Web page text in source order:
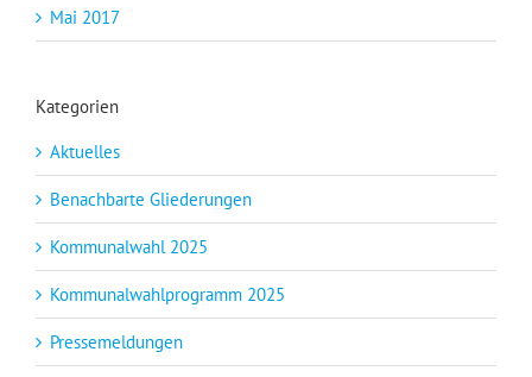
Mai 2017
Kategorien
Aktuelles
Benachbarte Gliederungen
Kommunalwahl 2025
Kommunalwahlprogramm 2025
Pressemeldungen